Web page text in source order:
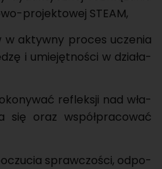
pro­jek­to­wej STEAM,
ak­tyw­ny pro­ces ucze­nia
i umie­jęt­no­ści w dzia­ła­
re­flek­sji nad wła­
się oraz współ­pra­co­wać
spraw­czo­ści, od­po­